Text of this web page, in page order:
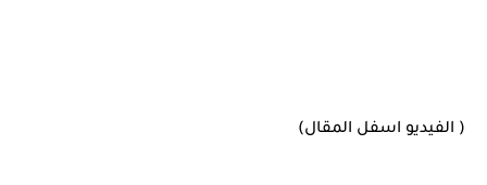
( الفيديو اسفل المقال)